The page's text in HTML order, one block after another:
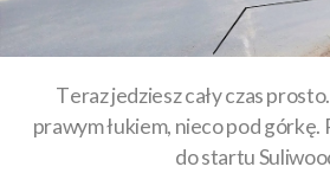
Teraz jedziesz cały czas
prawym łukiem, nieco pod górkę.
do startu